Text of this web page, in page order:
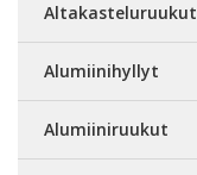
Altakasteluruukut
Alumiinihyllyt
Alumiiniruukut